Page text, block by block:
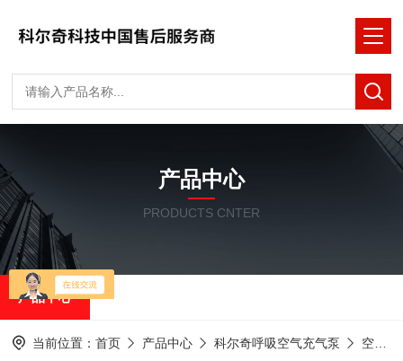
产品中心
PRODUCTS CNTER
产品中心
当前位置： 首页 产品中心 科尔奇呼吸空气充气泵 空气泵